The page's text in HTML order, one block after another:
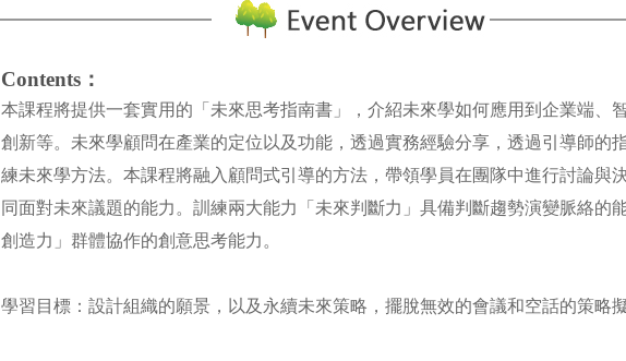
Contents：
本課程將提供一套實用的「未來思考指南書」，介紹未來學如何應用到企業端、
創新等。未來學顧問在產業的定位以及功能，透過實務經驗分享，透過引導師的
練未來學方法。本課程將融入顧問式引導的方法，帶領學員在團隊中進行討論與
同面對未來議題的能力。訓練兩大能力「未來判斷力」具備判斷趨勢演變脈絡的
創造力」群體協作的創意思考能力。
學習目標：設計組織的願景，以及永續未來策略，擺脫無效的會議和空話的策略